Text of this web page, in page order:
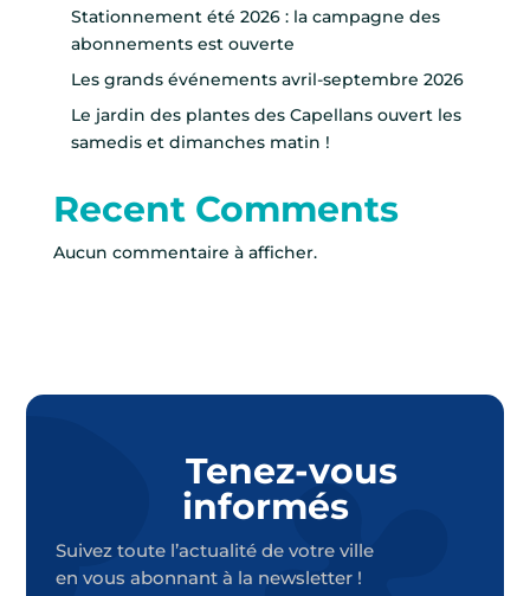
Stationnement été 2026 : la campagne des
abonnements est ouverte
Les grands événements avril-septembre 2026
Le jardin des plantes des Capellans ouvert les
samedis et dimanches matin !
Recent Comments
Aucun commentaire à afficher.
Tenez-vous
informés
Suivez toute l’actualité de votre ville
en vous abonnant à la newsletter !